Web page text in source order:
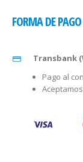
FORMA DE PAGO
Transbank
Pago al